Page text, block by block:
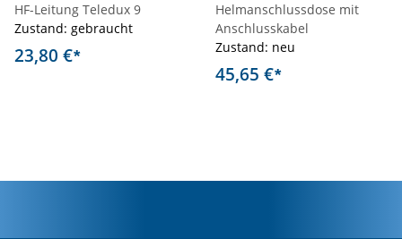
HF-Leitung Teledux 9
Zustand: gebraucht
23,80 €*
Helmanschlussdose mit
Anschlusskabel
Zustand: neu
45,65 €*